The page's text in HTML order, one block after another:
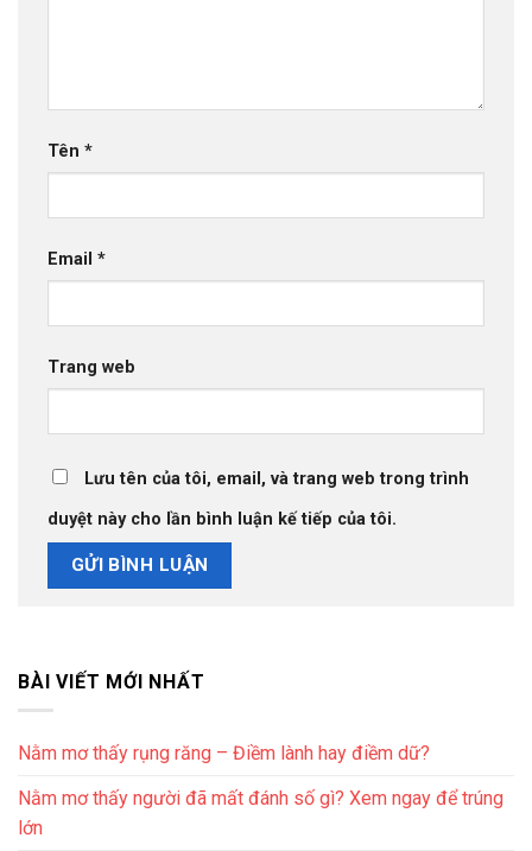
Tên *
Email *
Trang web
Lưu tên của tôi, email, và trang web trong trình
duyệt này cho lần bình luận kế tiếp của tôi.
BÀI VIẾT MỚI NHẤT
Nằm mơ thấy rụng răng – Điềm lành hay điềm dữ?
Nằm mơ thấy người đã mất đánh số gì? Xem ngay để trúng
lớn